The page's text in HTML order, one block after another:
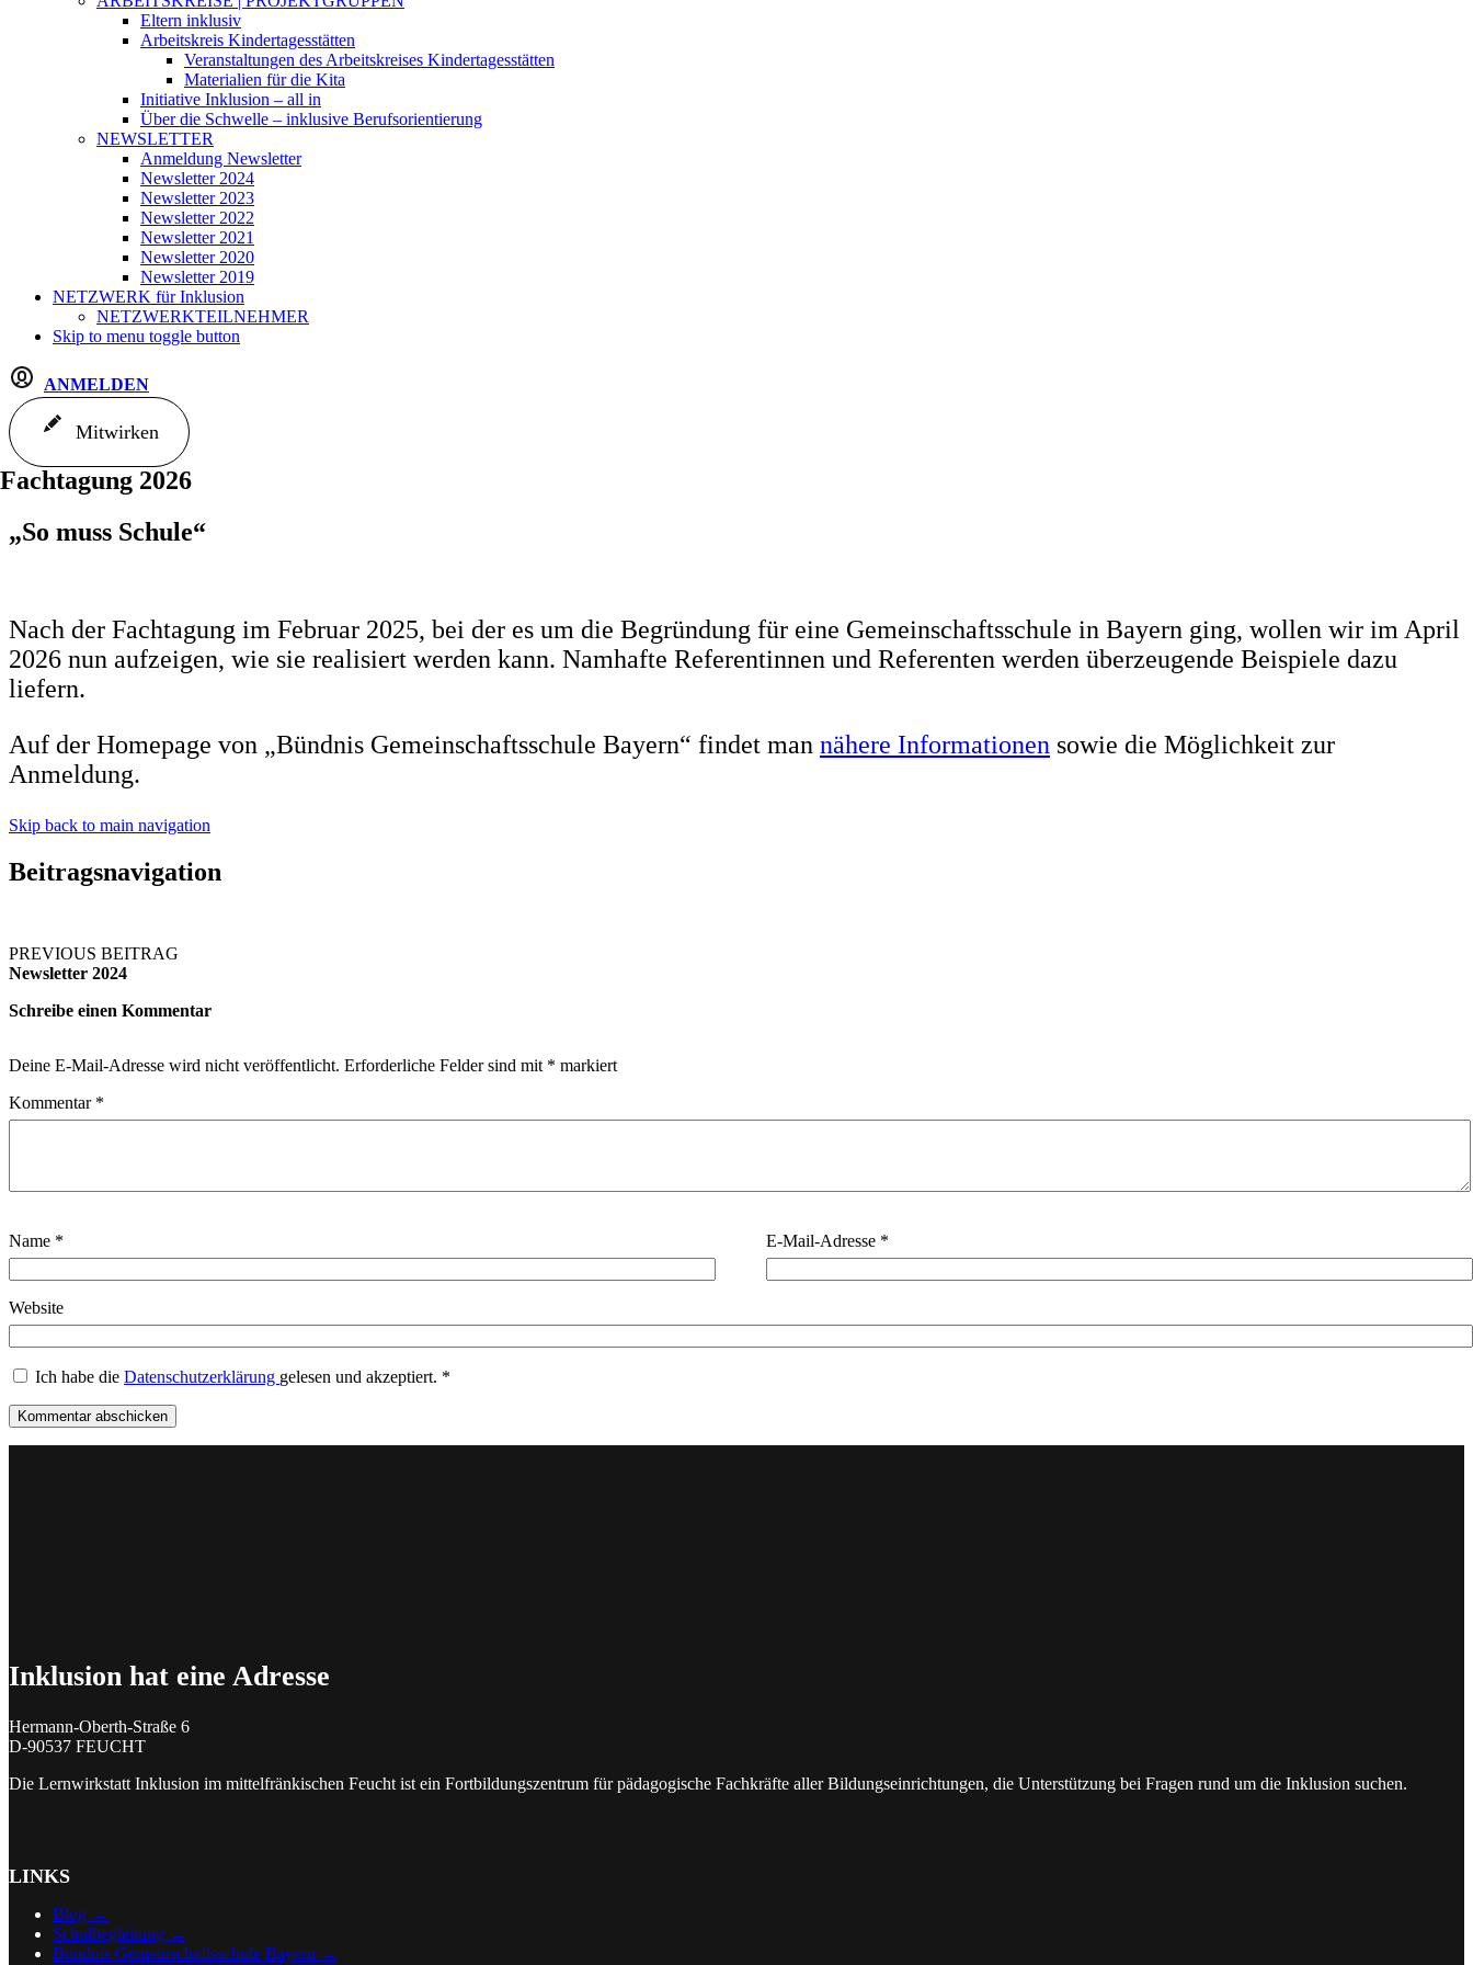
Eltern inklusiv
Arbeitskreis Kindertagesstätten
Veranstaltungen des Arbeitskreises Kindertagesstätten
Materialien für die Kita
Initiative Inklusion – all in
Über die Schwelle – inklusive Berufsorientierung
NEWSLETTER
Anmeldung Newsletter
Newsletter 2024
Newsletter 2023
Newsletter 2022
Newsletter 2021
Newsletter 2020
Newsletter 2019
NETZWERK für Inklusion
NETZWERKTEILNEHMER
Skip to menu toggle button
ANMELDEN
Mitwirken
Fachtagung 2026
„So muss Schule“
Nach der Fachtagung im Februar 2025, bei der es um die Begründung für eine Gemeinschaftsschule in Bayern ging, wollen wir im April
2026 nun aufzeigen, wie sie realisiert werden kann. Namhafte Referentinnen und Referenten werden überzeugende Beispiele dazu
liefern.
Auf der Homepage von „Bündnis Gemeinschaftsschule Bayern“ findet man nähere Informationen sowie die Möglichkeit zur
Anmeldung.
Skip back to main navigation
Beitragsnavigation
PREVIOUS BEITRAG
Newsletter 2024
Schreibe einen Kommentar
Deine E-Mail-Adresse wird nicht veröffentlicht. Erforderliche Felder sind mit * markiert
Kommentar *
Name * E-Mail-Adresse *
Website
Ich habe die Datenschutzerklärung gelesen und akzeptiert. *
Inklusion hat eine Adresse
Hermann-Oberth-Straße 6
D-90537 FEUCHT
Die Lernwirkstatt Inklusion im mittelfränkischen Feucht ist ein Fortbildungszentrum für pädagogische Fachkräfte aller Bildungseinrichtungen, die Unterstützung bei Fragen rund um die Inklusion suchen.
LINKS
Blog →
Schulbegleitung →
Bündnis Gemeinschaftsschule Bayern →